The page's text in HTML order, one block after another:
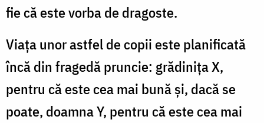
fie că este vorba de dragoste.
Viața unor astfel de copii este planificată
încă din fragedă pruncie: grădinița X,
pentru că este cea mai bună și, dacă se
poate, doamna Y, pentru că este cea mai